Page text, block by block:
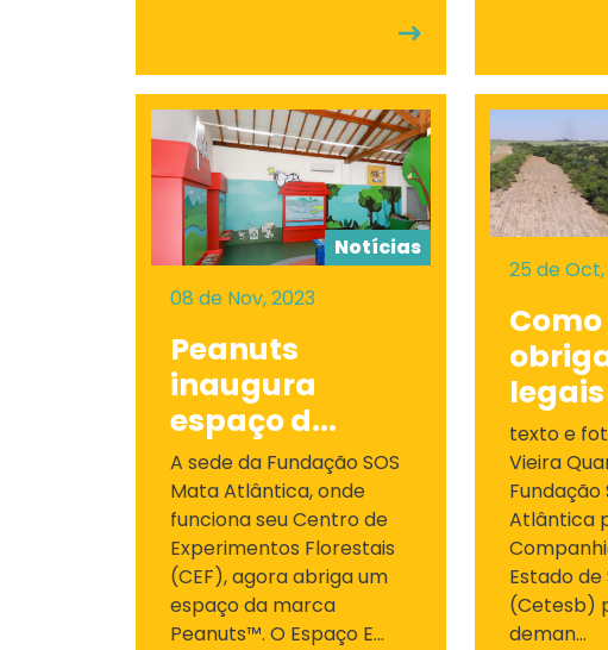
Notícias
08 de Nov, 2023
Peanuts
inaugura
espaço d...
A sede da Fundação SOS
Mata Atlântica, onde
funciona seu Centro de
Experimentos Florestais
(CEF), agora abriga um
espaço da marca
Peanuts™. O Espaço E...
25 de Oct,
Como
legais
texto e
Vieira
Fundação
Atlântica
Estado de
(Cetesb)
deman...